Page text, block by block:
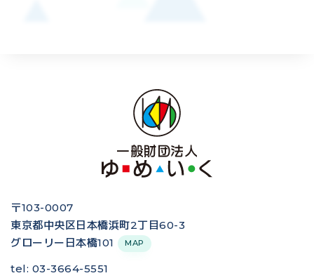
〒103-0007
東京都中央区日本橋浜町2丁目60-3
グローリー日本橋101
MAP
tel: 03-3664-5551